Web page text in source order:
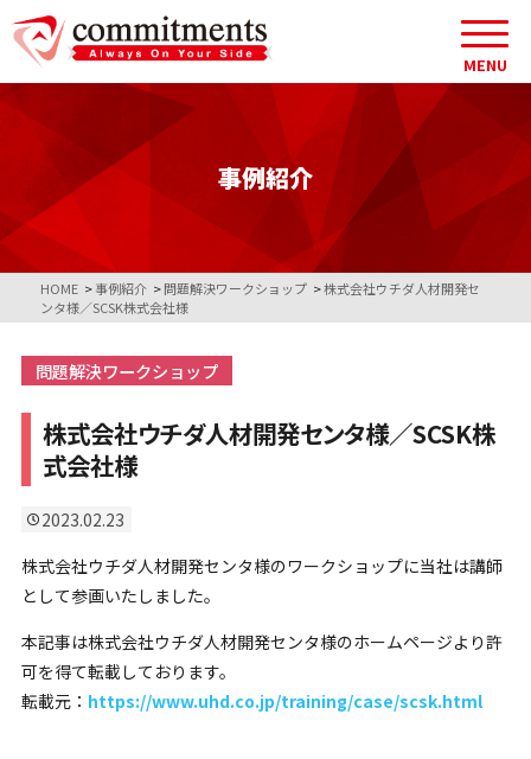
MENU
事例紹介
HOME >事例紹介 >問題解決ワークショップ >株式会社ウチダ人材開発セ
ンタ様／SCSK株式会社様
問題解決ワークショップ
株式会社ウチダ人材開発センタ様／SCSK株
式会社様
2023.02.23
株式会社ウチダ人材開発センタ様のワークショップに当社は講師
として参画いたしました。
本記事は株式会社ウチダ人材開発センタ様のホームページより許
可を得て転載しております。
転載元： https://www.uhd.co.jp/training/case/scsk.html